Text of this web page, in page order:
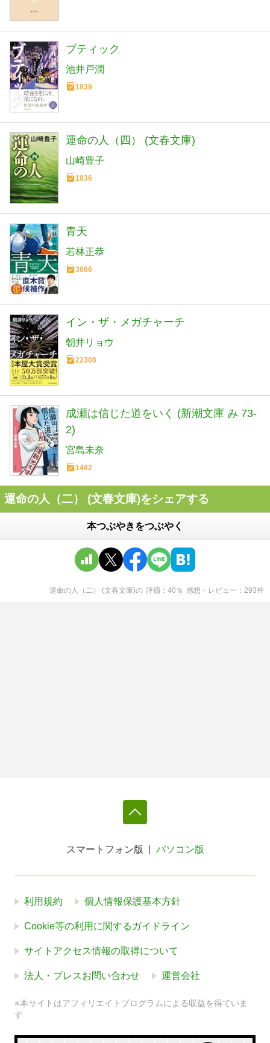
ブティック
池井戸潤
1839
運命の人（四） (文春文庫)
山崎豊子
1836
青天
若林正恭
3666
イン・ザ・メガチャーチ
朝井リョウ
22308
成瀬は信じた道をいく (新潮文庫 み 73-
2)
宮島未奈
1482
運命の人（二） (文春文庫)をシェアする
本つぶやきをつぶやく
運命の人（二） (文春文庫)の 評価 40 ％ 感想・レビュー 293件
スマートフォン版 パソコン版
利用規約 個人情報保護基本方針
Cookie等の利用に関するガイドライン
サイトアクセス情報の取得について
法人・プレスお問い合わせ 運営会社
※本サイトはアフィリエイトプログラムによる収益を得ていま
す